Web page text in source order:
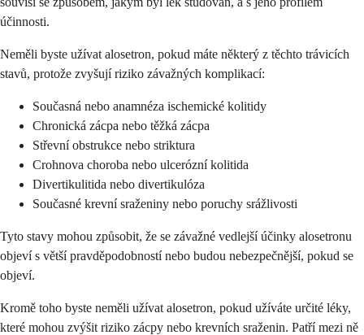
účinnosti.
Neměli byste užívat alosetron, pokud máte některý z těchto trávicích
stavů, protože zvyšují riziko závažných komplikací:
Současná nebo anamnéza ischemické kolitidy
Chronická zácpa nebo těžká zácpa
Střevní obstrukce nebo striktura
Crohnova choroba nebo ulcerózní kolitida
Divertikulitida nebo divertikulóza
Současné krevní sraženiny nebo poruchy srážlivosti
Tyto stavy mohou způsobit, že se závažné vedlejší účinky alosetronu
objeví s větší pravděpodobností nebo budou nebezpečnější, pokud se
objeví.
Kromě toho byste neměli užívat alosetron, pokud užíváte určité léky,
které mohou zvýšit riziko zácpy nebo krevních sraženin. Patří mezi ně